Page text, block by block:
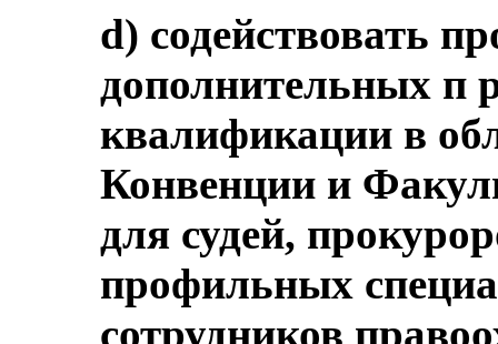
d) содействовать
дополнительных п
квалификации в
Конвенции и
для судей,
профильных
сотрудников